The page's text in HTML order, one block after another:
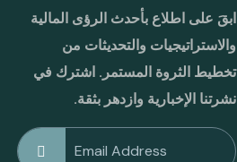
ابقَ على اطلاع بأحدث الرؤى المالية
والاستراتيجيات والتحديثات من
تخطيط الثروة المستمر. اشترك في
نشرتنا الإخبارية وازدهر بثقة.